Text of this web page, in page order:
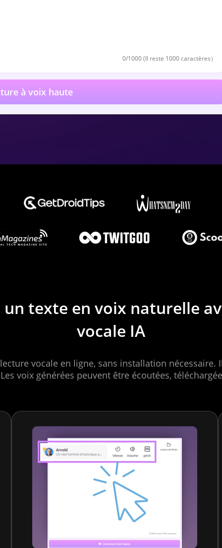
0/1000 (Il reste 1000caractères）
à voix haute
texte en voix naturelle
vocale IA
vocale en ligne, sans installation
voix générées peuvent être écoutées,